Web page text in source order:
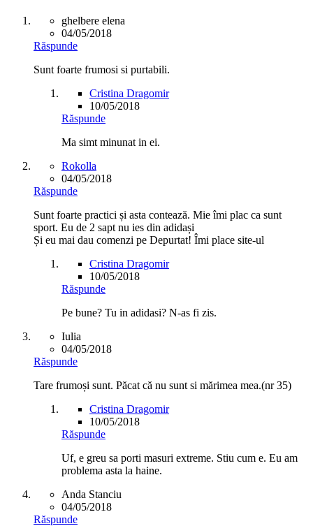
ghelbere elena
04/05/2018
Răspunde
Sunt foarte frumosi si purtabili.
Cristina Dragomir
10/05/2018
Răspunde
Ma simt minunat in ei.
Rokolla
04/05/2018
Răspunde
Sunt foarte practici și asta contează. Mie îmi plac ca sunt
sport. Eu de 2 sapt nu ies din adidași
Și eu mai dau comenzi pe Depurtat! Îmi place site-ul
Cristina Dragomir
10/05/2018
Răspunde
Pe bune? Tu in adidasi? N-as fi zis.
Iulia
04/05/2018
Răspunde
Tare frumoși sunt. Păcat că nu sunt si mărimea mea.(nr 35)
Cristina Dragomir
10/05/2018
Răspunde
Uf, e greu sa porti masuri extreme. Stiu cum e. Eu am
problema asta la haine.
Anda Stanciu
04/05/2018
Răspunde